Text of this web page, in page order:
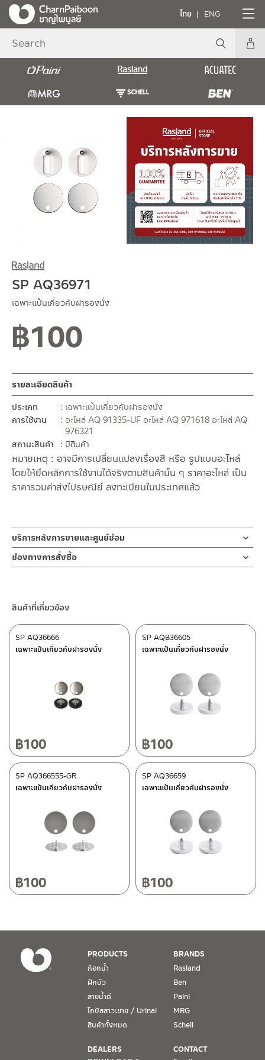
ไทย ENG
SP AQ36971
เฉพาะแป้นเกี่ยวกับฝารองนั่ง
฿100
รายละเอียดสินค้า
ประเภท
เฉพาะแป้นเกี่ยวกับฝารองนั่ง
การใช้งาน
อะไหล่ AQ 91335-UF อะไหล่ AQ 971618 อะไหล่ AQ
976321
สถานะสินค้า
มีสินค้า
หมายเหตุ : อาจมีการเปลี่ยนแปลงเรื่องสี หรือ รูปแบบอะไหล่
โดยให้ยึดหลักการใช้งานได้จริงตามสินค้านั้น ๆ ราคาอะไหล่ เป็น
ราคารวมค่าส่งไปรษณีย์ ลงทะเบียนในประเทศแล้ว
บริการหลังการขายและศูนย์ซ่อม
ช่องทางออนไลน์
– Email: contact@charnpaiboon.com
ศูนย์บริการและอะไหล่ กรุงเทพฯ
662/61-62 ถนน พระราม3 แขวงบางโพงพาง เขตยานนาวา กรุงเทพฯ
โทร: 02-358-0080 / 080-075-8668 / 091-545-0556
ศูนย์บริการและอะไหล่
โทร: 080-075-2626
วันจันทร์ – วันศุกร์ เวลา 8:30-17:30 น.
วันเสาร์ เวลา 8:30-15:00 น.
1. การรับประกัน จะต้องมีหลักฐานการซื้อ หรือ ใบเสร็จ โดยทางบริษัทฯ
ขอตรวจสอบโดยนับวันซื้อขายเป็นสำคัญ ทางบริษัทฯ ไม่สามารถให้
เงื่อนไขการรับประกันสินค้าได้ หากไม่มีเอกสารดังกล่าว
2. การรับประกันสินค้า จะรับประกันฉพาะสินค้าที่อยู่ในสภาพการใช้งาน
ปกติ หากมีตำหนิ ชำรุด ร้าว ตกพื้น หรือสภาพภายนอกอยู่ในสภาพที่ใช้
ช่องทางการสั่งซื้อ
– Shopee
–Lazada
ติดต่อพนักงานขาย / Contact Sales Staff
ติดต่อ ชาญไพบูลย์ / Contact Us คลิกที่นี่
สินค้าที่เกี่ยวข้อง
เฉพาะแป้นเกี่ยวกับฝารองนั่ง
SP AQ36666
฿100
เฉพาะแป้นเกี่ยวกับฝารองนั่ง
SP AQB36605
฿100
เฉพาะแป้นเกี่ยวกับฝารองนั่ง
SP AQ366555-GR
฿100
เฉพาะแป้นเกี่ยวกับฝารองนั่ง
SP AQ36659
฿100
PRODUCTS
ก๊อกน้ำ
ฝักบัว
สายน้ำดี
โถปัสสาวะชาย / Urinal
สินค้าทั้งหมด
BRANDS
Rasland
Ben
Paini
MRG
Schell
DEALERS
CONTACT